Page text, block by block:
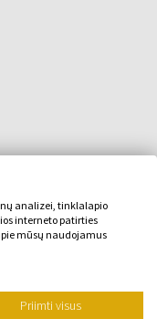
analizei, tinklalapio
interneto patirties
mūsų naudojamus
Priimti visus